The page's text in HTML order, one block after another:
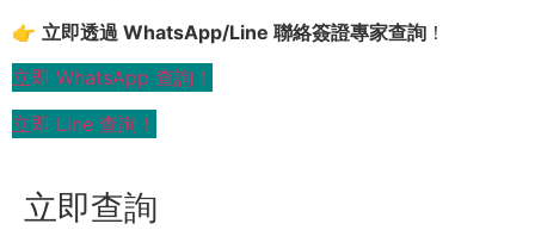
👉 立即透過 WhatsApp/Line 聯絡簽證專家查詢 ！
立即 WhatsApp 查詢！
立即 Line 查詢！
立即查詢